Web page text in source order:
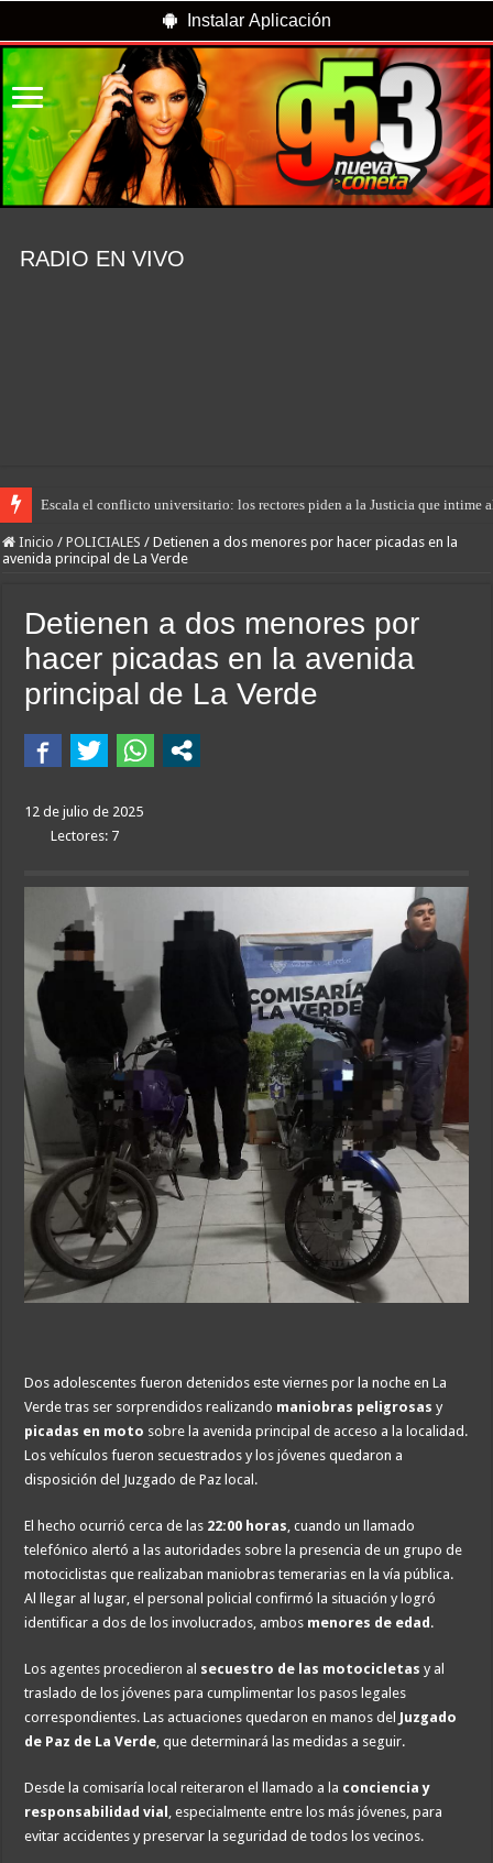
Instalar Aplicación
RADIO EN VIVO
Escala el conflicto universitario: los rectores piden a la Justicia que intime
Inicio / POLICIALES / Detienen a dos menores por hacer picadas en la
avenida principal de La Verde
Detienen a dos menores por
hacer picadas en la avenida
principal de La Verde
12 de julio de 2025
Lectores: 7
Dos adolescentes fueron detenidos este viernes por la noche en La
Verde tras ser sorprendidos realizando maniobras peligrosas y
picadas en moto sobre la avenida principal de acceso a la localidad.
Los vehículos fueron secuestrados y los jóvenes quedaron a
disposición del Juzgado de Paz local.
El hecho ocurrió cerca de las 22:00 horas , cuando un llamado
telefónico alertó a las autoridades sobre la presencia de un grupo de
motociclistas que realizaban maniobras temerarias en la vía pública.
Al llegar al lugar, el personal policial confirmó la situación y logró
identificar a dos de los involucrados, ambos menores de edad.
Los agentes procedieron al secuestro de las motocicletas y al
traslado de los jóvenes para cumplimentar los pasos legales
correspondientes. Las actuaciones quedaron en manos del Juzgado
de Paz de La Verde , que determinará las medidas a seguir.
Desde la comisaría local reiteraron el llamado a la conciencia y
responsabilidad vial , especialmente entre los más jóvenes, para
evitar accidentes y preservar la seguridad de todos los vecinos.